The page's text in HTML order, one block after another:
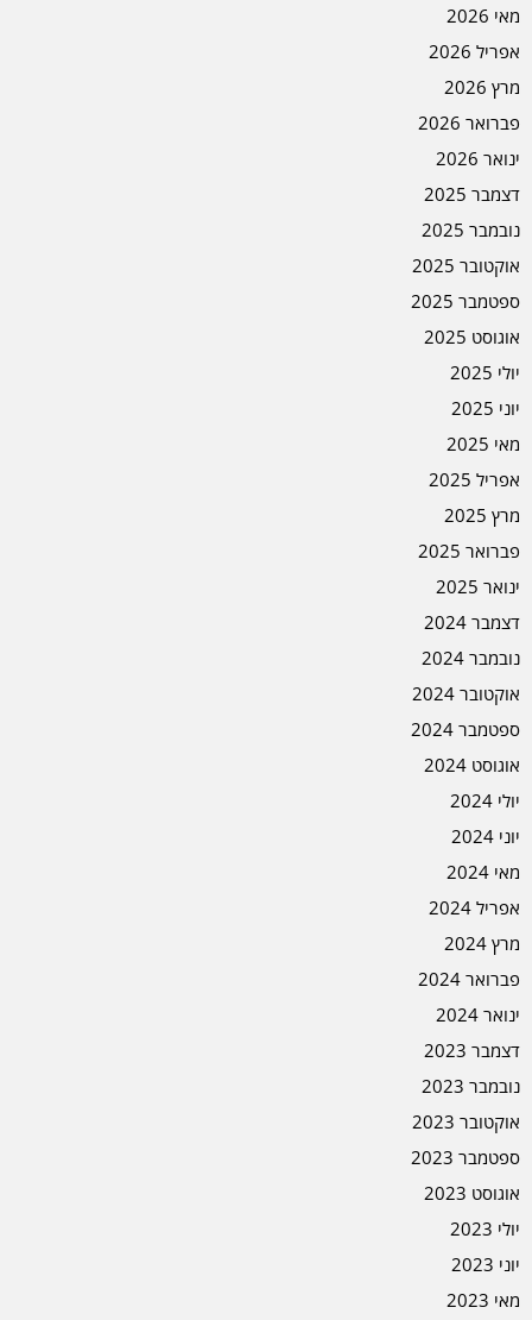
מאי 2026
אפריל 2026
מרץ 2026
פברואר 2026
ינואר 2026
דצמבר 2025
נובמבר 2025
אוקטובר 2025
ספטמבר 2025
אוגוסט 2025
יולי 2025
יוני 2025
מאי 2025
אפריל 2025
מרץ 2025
פברואר 2025
ינואר 2025
דצמבר 2024
נובמבר 2024
אוקטובר 2024
ספטמבר 2024
אוגוסט 2024
יולי 2024
יוני 2024
מאי 2024
אפריל 2024
מרץ 2024
פברואר 2024
ינואר 2024
דצמבר 2023
נובמבר 2023
אוקטובר 2023
ספטמבר 2023
אוגוסט 2023
יולי 2023
יוני 2023
מאי 2023